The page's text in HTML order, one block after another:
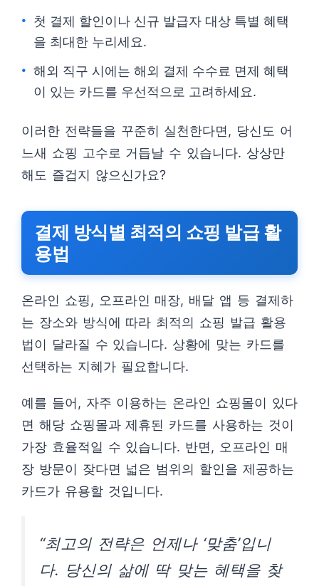
첫 결제 할인이나 신규 발급자 대상 특별 혜택
을 최대한 누리세요.
해외 직구 시에는 해외 결제 수수료 면제 혜택
이 있는 카드를 우선적으로 고려하세요.
이러한 전략들을 꾸준히 실천한다면, 당신도 어
느새 쇼핑 고수로 거듭날 수 있습니다. 상상만
해도 즐겁지 않으신가요?
결제 방식별 최적의 쇼핑 발급 활
용법
온라인 쇼핑, 오프라인 매장, 배달 앱 등 결제하
는 장소와 방식에 따라 최적의 쇼핑 발급 활용
법이 달라질 수 있습니다. 상황에 맞는 카드를
선택하는 지혜가 필요합니다.
예를 들어, 자주 이용하는 온라인 쇼핑몰이 있다
면 해당 쇼핑몰과 제휴된 카드를 사용하는 것이
가장 효율적일 수 있습니다. 반면, 오프라인 매
장 방문이 잦다면 넓은 범위의 할인을 제공하는
카드가 유용할 것입니다.
“최고의 전략은 언제나 ‘맞춤’입니
다. 당신의 삶에 딱 맞는 혜택을 찾